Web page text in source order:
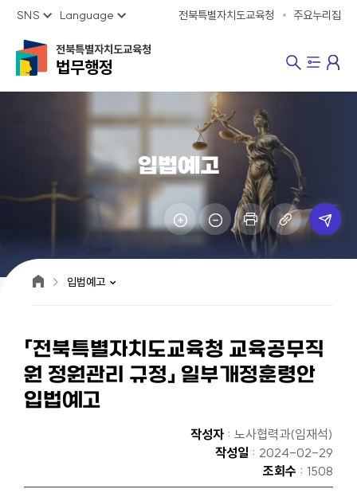
SNS Language 전북특별자치도교육청 주요누리집
전북특별자치도교육청
법무행정
입법예고
입법예고
「전북특별자치도교육청 교육공무직
원 정원관리 규정」 일부개정훈령안
입법예고
작성자 : 노사협력과(임재석)
작성일 : 2024-02-29
조회수 : 1508